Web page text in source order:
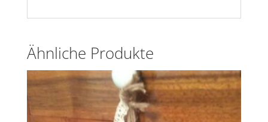
Ähnliche Produkte